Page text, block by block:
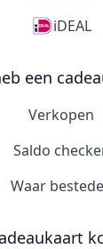
iDEAL
een
Verkopen
Saldo
Waar